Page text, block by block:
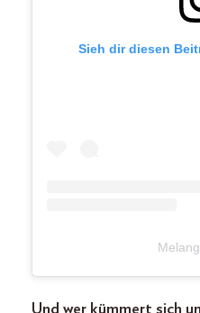
Sieh dir diesen
Und wer kümmert sich